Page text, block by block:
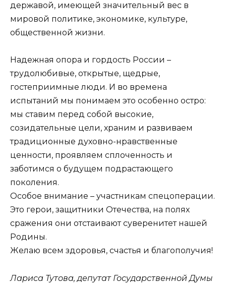
державой, имеющей значительный вес в
мировой политике, экономике, культуре,
общественной жизни.
Надежная опора и гордость России –
трудолюбивые, открытые, щедрые,
гостеприимные люди. И во времена
испытаний мы понимаем это особенно остро:
мы ставим перед собой высокие,
созидательные цели, храним и развиваем
традиционные духовно-нравственные
ценности, проявляем сплоченность и
заботимся о будущем подрастающего
поколения.
Особое внимание – участникам спецоперации.
Это герои, защитники Отечества, на полях
сражения они отстаивают суверенитет нашей
Родины.
Желаю всем здоровья, счастья и благополучия!
Лариса Тутова, депутат Государственной Думы